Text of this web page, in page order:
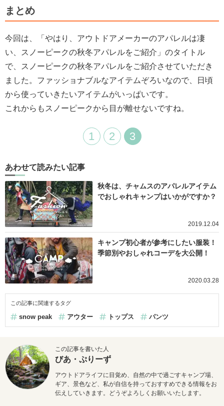
まとめ
今回は、「やはり、アウトドアメーカーのアパレルは凄
い、スノーピークの秋冬アパレルをご紹介」のタイトル
で、スノーピークの秋冬アパレルをご紹介させていただき
ました。ファッショナブルなアイテムぞろいなので、日頃
から使っていきたいアイテムがいっぱいです。
これからもスノーピークから目が離せないですね。
1 2 3
あわせて読みたい記事
秋冬は、チャムスのアパレルアイテム
でおしゃれキャンプはいかがですか？
2019.12.04
キャンプ初心者が参考にしたい服装！
季節別やおしゃれコーデを大公開！
2020.03.28
この記事に関連するタグ
snow peak アウター トップス パンツ
この記事を書いた人
びあ・ぷりーず
アウトドアライフに目覚め、自然の中で過ごすキャンプ場、
ギア、景色など、私が自信を持っておすすめできる情報をお
伝えしていきます。どうぞよろしくお願いいたします。